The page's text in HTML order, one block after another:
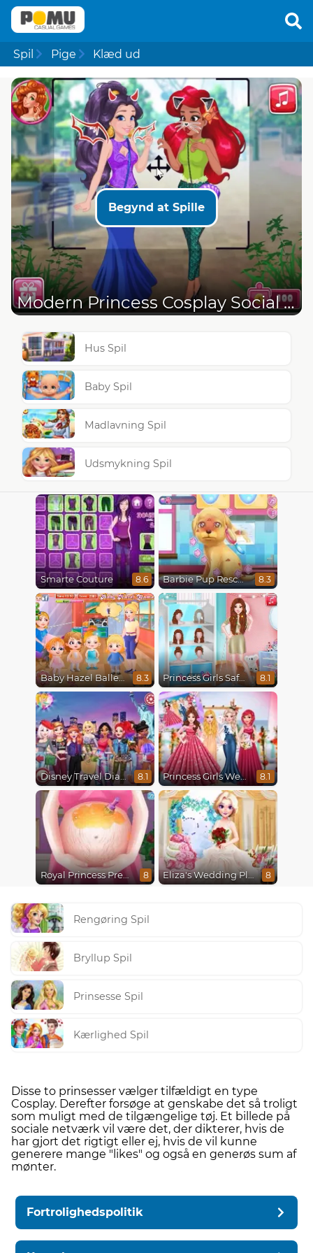
Spil Pige Klæd ud
Begynd at Spille
Modern Princess Cosplay Social Media Adventure
Hus Spil
Baby Spil
Madlavning Spil
Udsmykning Spil
Smarte Couture 8.6 Barbie Pup Rescue 8.3
Baby Hazel Ballerina Dance 8.3 Princess Girls Safari Trip 8.1
Disney Travel Diaries: City Break 8.1 Princess Girls Wedding Trip 8.1
Royal Princess Pregnant 8 Eliza's Wedding Planner 8
Rengøring Spil
Bryllup Spil
Prinsesse Spil
Kærlighed Spil
Disse to prinsesser vælger tilfældigt en type
Cosplay. Derefter forsøge at genskabe det så troligt
som muligt med de tilgængelige tøj. Et billede på
sociale netværk vil være det, der dikterer, hvis de
har gjort det rigtigt eller ej, hvis de vil kunne
generere mange "likes" og også en generøs sum af
mønter.
Fortrolighedspolitik